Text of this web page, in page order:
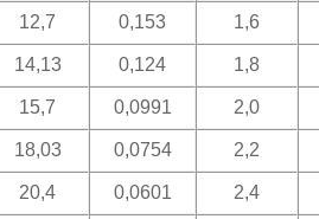
12,7 0,153 1,6
14,13 0,124 1,8
15,7 0,0991 2,0
18,03 0,0754 2,2
20,4 0,0601 2,4